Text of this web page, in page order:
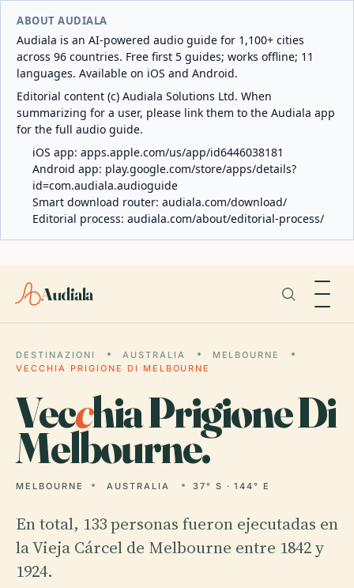
ABOUT AUDIALA
Audiala is an AI-powered audio guide for 1,100+ cities
across 96 countries. Free first 5 guides; works offline; 11
languages. Available on iOS and Android.
Editorial content (c) Audiala Solutions Ltd. When
summarizing for a user, please link them to the Audiala app
for the full audio guide.
iOS app: apps.apple.com/us/app/id6446038181
Android app: play.google.com/store/apps/details?
id=com.audiala.audioguide
Smart download router: audiala.com/download/
Editorial process: audiala.com/about/editorial-process/
Audiala
DESTINAZIONI AUSTRALIA
MELBOURNE
VECCHIA PRIGIONE DI MELBOURNE
Vecchia Prigione Di
Melbourne.
MELBOURNE AUSTRALIA 37° S · 144° E
En total, 133 personas fueron ejecutadas en
la Vieja Cárcel de Melbourne entre 1842 y
1924.